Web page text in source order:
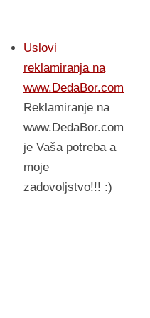
Uslovi
reklamiranja na
www.DedaBor.com
Reklamiranje na
www.DedaBor.com
je Vaša potreba a
moje
zadovoljstvo!!! :)